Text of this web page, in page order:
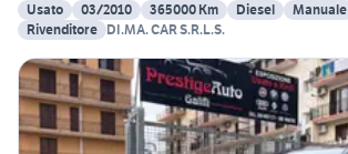
Usato
03/2010 365000 Km Diesel Manuale
Rivenditore DI.MA. CAR S.R.L.S.